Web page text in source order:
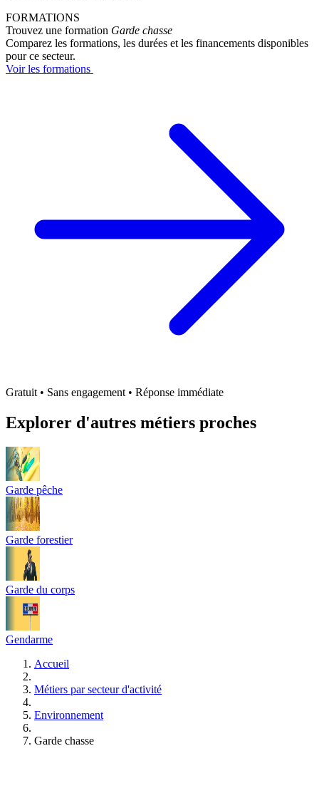
FORMATIONS
Trouvez une formation Garde chasse
Comparez les formations, les durées et les financements disponibles
pour ce secteur.
Voir les formations
Gratuit • Sans engagement • Réponse immédiate
Explorer d'autres métiers proches
Garde pêche
Garde forestier
Garde du corps
Gendarme
Accueil
Métiers par secteur d'activité
Environnement
Garde chasse